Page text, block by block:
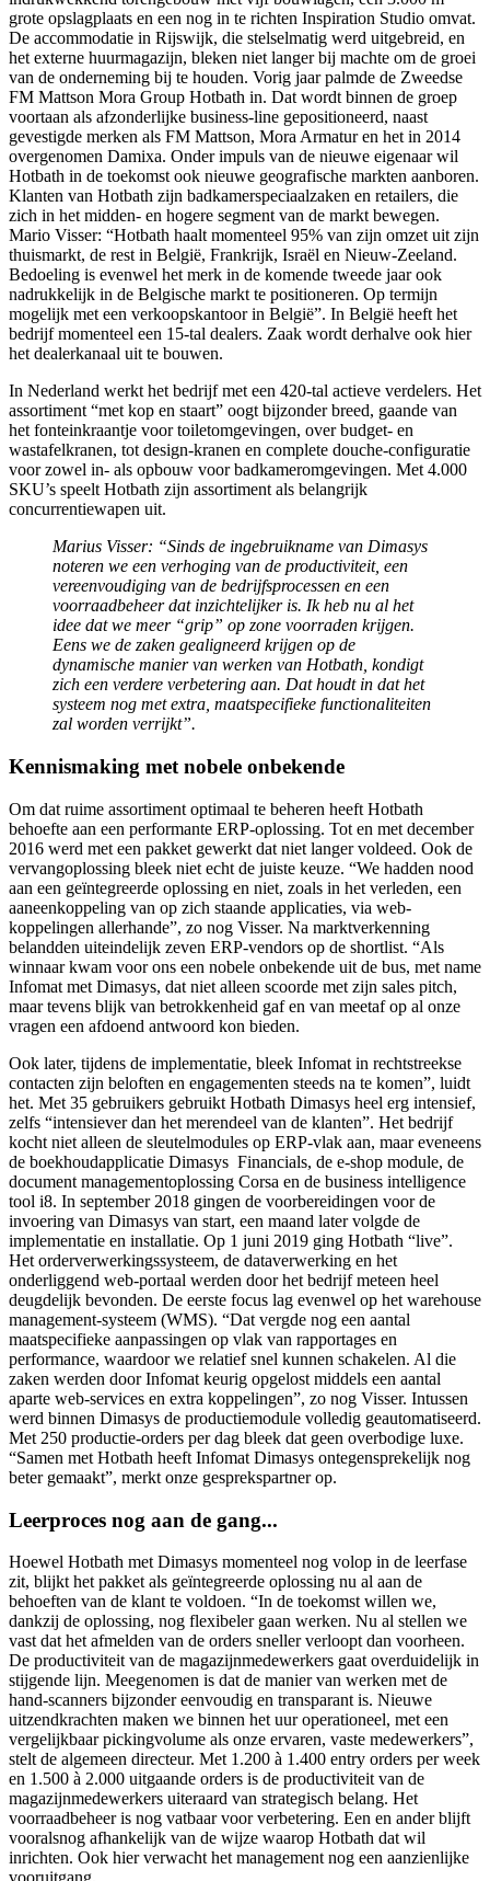
grote opslagplaats en een nog in te richten Inspiration Studio omvat.
De accommodatie in Rijswijk, die stelselmatig werd uitgebreid, en
het externe huurmagazijn, bleken niet langer bij machte om de groei
van de onderneming bij te houden. Vorig jaar palmde de Zweedse
FM Mattson Mora Group Hotbath in. Dat wordt binnen de groep
voortaan als afzonderlijke business-line gepositioneerd, naast
gevestigde merken als FM Mattson, Mora Armatur en het in 2014
overgenomen Damixa. Onder impuls van de nieuwe eigenaar wil
Hotbath in de toekomst ook nieuwe geografische markten aanboren.
Klanten van Hotbath zijn badkamerspeciaalzaken en retailers, die
zich in het midden- en hogere segment van de markt bewegen.
Mario Visser: “Hotbath haalt momenteel 95% van zijn omzet uit zijn
thuismarkt, de rest in België, Frankrijk, Israël en Nieuw-Zeeland.
Bedoeling is evenwel het merk in de komende tweede jaar ook
nadrukkelijk in de Belgische markt te positioneren. Op termijn
mogelijk met een verkoopskantoor in België”. In België heeft het
bedrijf momenteel een 15-tal dealers. Zaak wordt derhalve ook hier
het dealerkanaal uit te bouwen.
In Nederland werkt het bedrijf met een 420-tal actieve verdelers. Het
assortiment “met kop en staart” oogt bijzonder breed, gaande van
het fonteinkraantje voor toiletomgevingen, over budget- en
wastafelkranen, tot design-kranen en complete douche-configuratie
voor zowel in- als opbouw voor badkameromgevingen. Met 4.000
SKU’s speelt Hotbath zijn assortiment als belangrijk
concurrentiewapen uit.
Marius Visser: “Sinds de ingebruikname van Dimasys
noteren we een verhoging van de productiviteit, een
vereenvoudiging van de bedrijfsprocessen en een
voorraadbeheer dat inzichtelijker is. Ik heb nu al het
idee dat we meer “grip” op zone voorraden krijgen.
Eens we de zaken gealigneerd krijgen op de
dynamische manier van werken van Hotbath, kondigt
zich een verdere verbetering aan. Dat houdt in dat het
systeem nog met extra, maatspecifieke functionaliteiten
zal worden verrijkt”.
Kennismaking met nobele onbekende
Om dat ruime assortiment optimaal te beheren heeft Hotbath
behoefte aan een performante ERP-oplossing. Tot en met december
2016 werd met een pakket gewerkt dat niet langer voldeed. Ook de
vervangoplossing bleek niet echt de juiste keuze. “We hadden nood
aan een geïntegreerde oplossing en niet, zoals in het verleden, een
aaneenkoppeling van op zich staande applicaties, via web-
koppelingen allerhande”, zo nog Visser. Na marktverkenning
belandden uiteindelijk zeven ERP-vendors op de shortlist. “Als
winnaar kwam voor ons een nobele onbekende uit de bus, met name
Infomat met Dimasys, dat niet alleen scoorde met zijn sales pitch,
maar tevens blijk van betrokkenheid gaf en van meetaf op al onze
vragen een afdoend antwoord kon bieden.
Ook later, tijdens de implementatie, bleek Infomat in rechtstreekse
contacten zijn beloften en engagementen steeds na te komen”, luidt
het. Met 35 gebruikers gebruikt Hotbath Dimasys heel erg intensief,
zelfs “intensiever dan het merendeel van de klanten”. Het bedrijf
kocht niet alleen de sleutelmodules op ERP-vlak aan, maar eveneens
de boekhoudapplicatie Dimasys Financials, de e-shop module, de
document managementoplossing Corsa en de business intelligence
tool i8. In september 2018 gingen de voorbereidingen voor de
invoering van Dimasys van start, een maand later volgde de
implementatie en installatie. Op 1 juni 2019 ging Hotbath “live”.
Het orderverwerkingssysteem, de dataverwerking en het
onderliggend web-portaal werden door het bedrijf meteen heel
deugdelijk bevonden. De eerste focus lag evenwel op het warehouse
management-systeem (WMS). “Dat vergde nog een aantal
maatspecifieke aanpassingen op vlak van rapportages en
performance, waardoor we relatief snel kunnen schakelen. Al die
zaken werden door Infomat keurig opgelost middels een aantal
aparte web-services en extra koppelingen”, zo nog Visser. Intussen
werd binnen Dimasys de productiemodule volledig geautomatiseerd.
Met 250 productie-orders per dag bleek dat geen overbodige luxe.
“Samen met Hotbath heeft Infomat Dimasys ontegensprekelijk nog
beter gemaakt”, merkt onze gesprekspartner op.
Leerproces nog aan de gang...
Hoewel Hotbath met Dimasys momenteel nog volop in de leerfase
zit, blijkt het pakket als geïntegreerde oplossing nu al aan de
behoeften van de klant te voldoen. “In de toekomst willen we,
dankzij de oplossing, nog flexibeler gaan werken. Nu al stellen we
vast dat het afmelden van de orders sneller verloopt dan voorheen.
De productiviteit van de magazijnmedewerkers gaat overduidelijk in
stijgende lijn. Meegenomen is dat de manier van werken met de
hand-scanners bijzonder eenvoudig en transparant is. Nieuwe
uitzendkrachten maken we binnen het uur operationeel, met een
vergelijkbaar pickingvolume als onze ervaren, vaste medewerkers”,
stelt de algemeen directeur. Met 1.200 à 1.400 entry orders per week
en 1.500 à 2.000 uitgaande orders is de productiviteit van de
magazijnmedewerkers uiteraard van strategisch belang. Het
voorraadbeheer is nog vatbaar voor verbetering. Een en ander blijft
vooralsnog afhankelijk van de wijze waarop Hotbath dat wil
inrichten. Ook hier verwacht het management nog een aanzienlijke